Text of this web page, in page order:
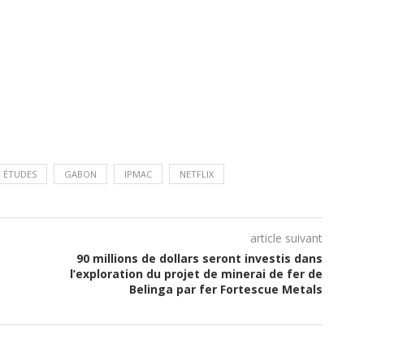
ÉTUDES GABON IPMAC NETFLIX
article suivant
90 millions de dollars seront investis dans
l’exploration du projet de minerai de fer de
Belinga par fer Fortescue Metals